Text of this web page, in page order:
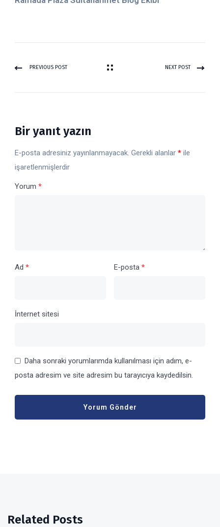
PREVIOUS POST NEXT POST
Bir yanıt yazın
E-posta adresiniz yayınlanmayacak. Gerekli alanlar * ile
işaretlenmişlerdir
Yorum *
Ad * E-posta *
İnternet sitesi
Daha sonraki yorumlarımda kullanılması için adım, e-
posta adresim ve site adresim bu tarayıcıya kaydedilsin.
Related Posts